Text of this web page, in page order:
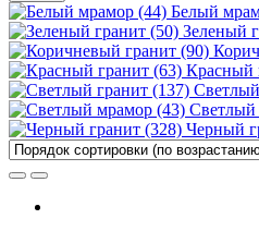
Белый
Зеленый
Красный
Светлый
Черный